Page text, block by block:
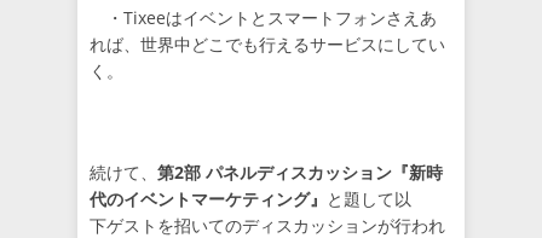
・Tixeeはイベントとスマートフォンさえあ
れば、世界中どこでも行えるサービスにしてい
く。
続けて、 第2部 パネルディスカッション『新時
代のイベントマーケティング』 と題して以
下ゲストを招いてのディスカッションが行われ